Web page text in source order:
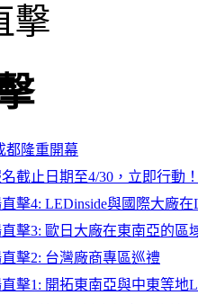
擊
都隆重開幕
名截止日期至4/30，立即行動
擊4: LEDinside與國際大廠
擊3: 歐日大廠在東南亞的區
擊2: 台灣廠商專區巡禮
擊1: 開拓東南亞與中東等地